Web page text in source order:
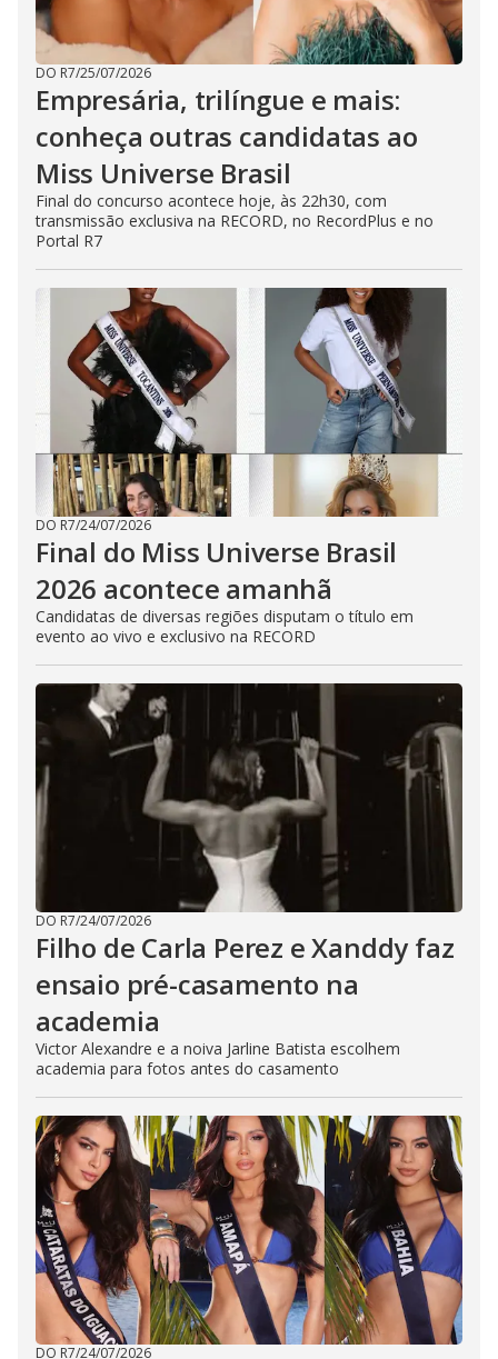
DO R7/25/07/2026
Empresária, trilíngue e mais:
conheça outras candidatas ao
Miss Universe Brasil
Final do concurso acontece hoje, às 22h30, com
transmissão exclusiva na RECORD, no RecordPlus e no
Portal R7
DO R7/24/07/2026
Final do Miss Universe Brasil
2026 acontece amanhã
Candidatas de diversas regiões disputam o título em
evento ao vivo e exclusivo na RECORD
DO R7/24/07/2026
Filho de Carla Perez e Xanddy faz
ensaio pré-casamento na
academia
Victor Alexandre e a noiva Jarline Batista escolhem
academia para fotos antes do casamento
DO R7/24/07/2026